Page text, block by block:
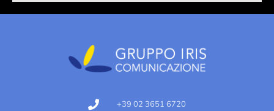
+39 02 3651 6720